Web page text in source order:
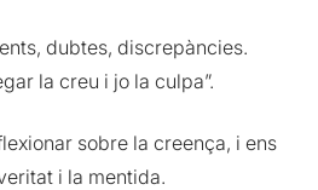
dubtes, discrepàncies.
la creu i jo la culpa”.
sobre la creença, i ens
i la mentida.